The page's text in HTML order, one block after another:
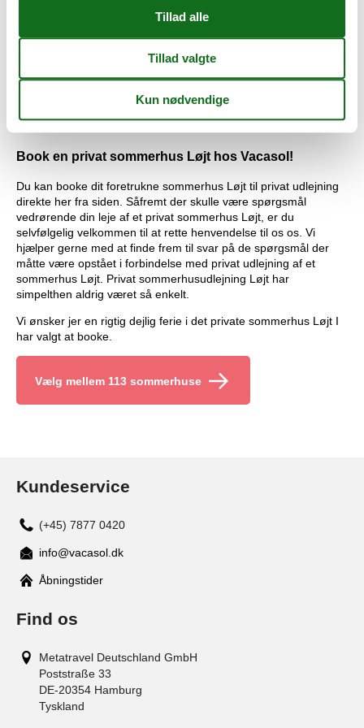
Professionel service giver dig tryghed og sikkerhed
Løjt til udlejning og professionel service. Hvis uheldet er ude,
har du altid mulighed for at henvende dig til vores lokale
samarbejdspartner, som står klar til at hjælpe dig. Det er privat
sommerhusudlejning sommerhus Løjt med tryghed og
Book en privat sommerhus Løjt hos Vacasol!
Du kan booke dit foretrukne sommerhus Løjt til privat udlejning
direkte her fra siden. Såfremt der skulle være spørgsmål
vedrørende din leje af et privat sommerhus Løjt, er du
selvfølgelig velkommen til at rette henvendelse til os os. Vi
hjælper gerne med at finde frem til svar på de spørgsmål der
måtte være opstået i forbindelse med privat udlejning af et
sommerhus Løjt. Privat sommerhusudlejning Løjt har
simpelthen aldrig været så enkelt.
Vi ønsker jer en rigtig dejlig ferie i det private sommerhus Løjt I
har valgt at booke.
Vælg mellem 113 sommerhuse
Kundeservice
(+45) 7877 0420
info@vacasol.dk
Åbningstider
Find os
Metatravel Deutschland GmbH
Poststraße 33
DE-20354 Hamburg
Tyskland